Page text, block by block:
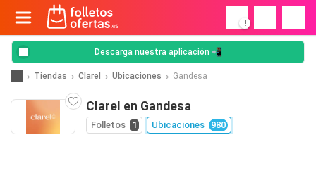
!
Descarga nuestra aplicación 📲
Tiendas Clarel Ubicaciones Gandesa
Clarel en Gandesa
Folletos 1 Ubicaciones 980